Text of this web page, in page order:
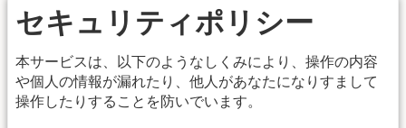
セキュリティポリシー
本サービスは、以下のようなしくみにより、操作の内容
や個人の情報が漏れたり、他人があなたになりすまして
操作したりすることを防いでいます。